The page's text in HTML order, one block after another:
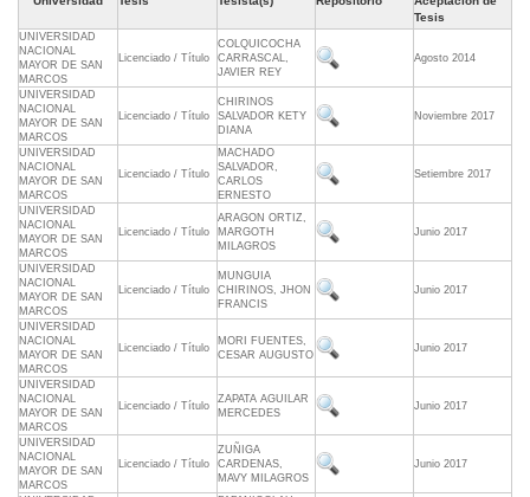
Tesis
UNIVERSIDAD
NACIONAL
MAYOR DE SAN
MARCOS
Licenciado / Título
COLQUICOCHA
CARRASCAL,
JAVIER REY
Agosto 2014
UNIVERSIDAD
NACIONAL
MAYOR DE SAN
MARCOS
Licenciado / Título
CHIRINOS
SALVADOR KETY
DIANA
Noviembre 2017
UNIVERSIDAD
NACIONAL
MAYOR DE SAN
MARCOS
Licenciado / Título
MACHADO
SALVADOR,
CARLOS
ERNESTO
Setiembre 2017
UNIVERSIDAD
NACIONAL
MAYOR DE SAN
MARCOS
Licenciado / Título
ARAGON ORTIZ,
MARGOTH
MILAGROS
Junio 2017
UNIVERSIDAD
NACIONAL
MAYOR DE SAN
MARCOS
Licenciado / Título
MUNGUIA
CHIRINOS, JHON
FRANCIS
Junio 2017
UNIVERSIDAD
NACIONAL
MAYOR DE SAN
MARCOS
Licenciado / Título
MORI FUENTES,
CESAR AUGUSTO
Junio 2017
UNIVERSIDAD
NACIONAL
MAYOR DE SAN
MARCOS
Licenciado / Título
ZAPATA AGUILAR
MERCEDES
Junio 2017
UNIVERSIDAD
NACIONAL
MAYOR DE SAN
MARCOS
Licenciado / Título
ZUÑIGA
CARDENAS,
MAVY MILAGROS
Junio 2017